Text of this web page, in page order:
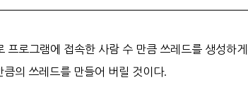
프로그램에 접속한 사람 수 만큼 쓰레드를 생성하
의 쓰레드를 만들어 버릴 것이다.